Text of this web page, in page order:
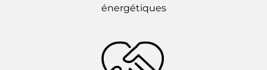
énergétiques